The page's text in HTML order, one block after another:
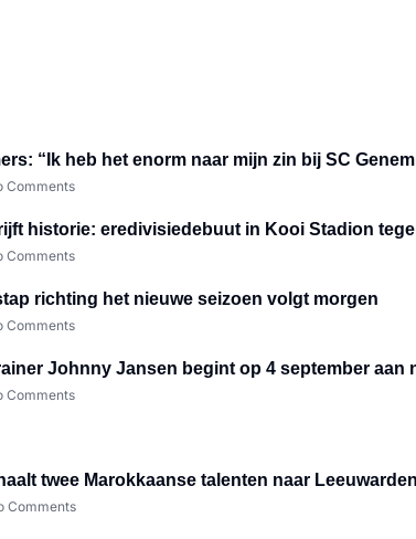
“Ik heb het enorm naar mijn zin bij SC
Comments
historie: eredivisiedebuut in Kooi Stadion
Comments
richting het nieuwe seizoen volgt morgen
Comments
Johnny Jansen begint op 4 september aan
Comments
twee Marokkaanse talenten naar Leeuwarden
Comments